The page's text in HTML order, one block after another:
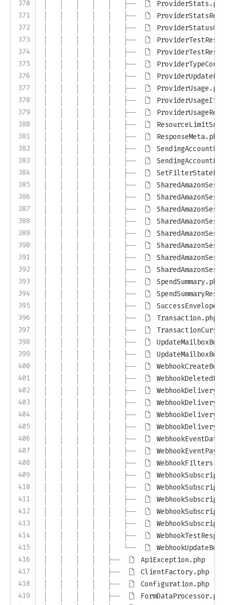
370
371
372
373
374
375
376
377
378
379
380
381
382
383
384
385
386
387
388
389
390
391
392
393
394
395
396
397
398
399
400
401
402
403
404
405
406
407
408
409
410
411
412
413
414
415
416
417
418
419
│   │   │   │   │   ├──
ProviderStats.php
│   │   │   │   │   ├──
│   │   │   │   │   ├──
│   │   │   │   │   ├──
│   │   │   │   │   ├──
│   │   │   │   │   ├──
│   │   │   │   │   ├──
│   │   │   │   │   ├──
ProviderUsage.php
│   │   │   │   │   ├──
│   │   │   │   │   ├──
│   │   │   │   │   ├──
│   │   │   │   │   ├──
ResponseMeta.php
│   │   │   │   │   ├──
│   │   │   │   │   ├──
│   │   │   │   │   ├──
│   │   │   │   │   ├──
│   │   │   │   │   ├──
│   │   │   │   │   ├──
│   │   │   │   │   ├──
│   │   │   │   │   ├──
│   │   │   │   │   ├──
│   │   │   │   │   ├──
│   │   │   │   │   ├──
│   │   │   │   │   ├──
SpendSummary.php
│   │   │   │   │   ├──
│   │   │   │   │   ├──
│   │   │   │   │   ├──
Transaction.php
│   │   │   │   │   ├──
│   │   │   │   │   ├──
│   │   │   │   │   ├──
│   │   │   │   │   ├──
│   │   │   │   │   ├──
│   │   │   │   │   ├──
│   │   │   │   │   ├──
│   │   │   │   │   ├──
│   │   │   │   │   ├──
│   │   │   │   │   ├──
│   │   │   │   │   ├──
│   │   │   │   │   ├──
│   │   │   │   │   ├──
│   │   │   │   │   ├──
│   │   │   │   │   ├──
│   │   │   │   │   ├──
│   │   │   │   │   ├──
│   │   │   │   │   ├──
│   │   │   │   │   └──
│   │   │   │   ├──
ApiException.php
│   │   │   │   ├──
ClientFactory.php
│   │   │   │   ├──
Configuration.php
│   │   │   │   ├──
FormDataProcessor.php